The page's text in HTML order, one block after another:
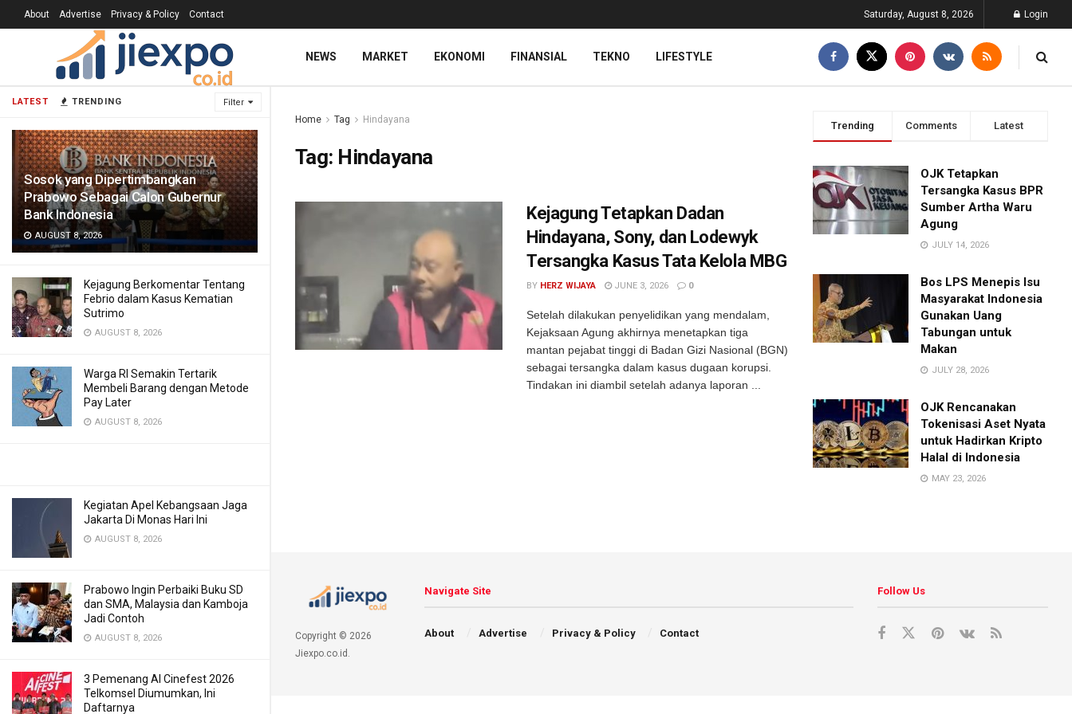
LATEST TRENDING Filter
Sosok yang Dipertimbangkan
Prabowo Sebagai Calon Gubernur
Bank Indonesia
AUGUST 8, 2026
Kejagung Berkomentar Tentang
Febrio dalam Kasus Kematian
Sutrimo
AUGUST 8, 2026
Warga RI Semakin Tertarik
Membeli Barang dengan Metode
Pay Later
AUGUST 8, 2026
Kegiatan Apel Kebangsaan Jaga
Jakarta Di Monas Hari Ini
AUGUST 8, 2026
Prabowo Ingin Perbaiki Buku SD
dan SMA, Malaysia dan Kamboja
Jadi Contoh
AUGUST 8, 2026
3 Pemenang AI Cinefest 2026
Telkomsel Diumumkan, Ini
Daftarnya
About Advertise Privacy & Policy Contact Saturday, August 8, 2026 Login
NEWS MARKET EKONOMI FINANSIAL TEKNO LIFESTYLE
Home Tag Hindayana
Tag: Hindayana
Kejagung Tetapkan Dadan
Hindayana, Sony, dan Lodewyk
Tersangka Kasus Tata Kelola MBG
BY HERZ WIJAYA JUNE 3, 2026 0
Setelah dilakukan penyelidikan yang mendalam,
Kejaksaan Agung akhirnya menetapkan tiga
mantan pejabat tinggi di Badan Gizi Nasional (BGN)
sebagai tersangka dalam kasus dugaan korupsi.
Tindakan ini diambil setelah adanya laporan ...
Trending Comments Latest
OJK Tetapkan
Tersangka Kasus BPR
Sumber Artha Waru
Agung
JULY 14, 2026
Bos LPS Menepis Isu
Masyarakat Indonesia
Gunakan Uang
Tabungan untuk
Makan
JULY 28, 2026
OJK Rencanakan
Tokenisasi Aset Nyata
untuk Hadirkan Kripto
Halal di Indonesia
MAY 23, 2026
Copyright © 2026
Jiexpo.co.id.
Navigate Site
About Advertise Privacy & Policy Contact
Follow Us